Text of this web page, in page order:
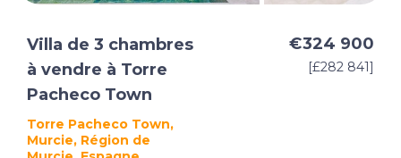
Villa de 3 chambres
à vendre à Torre
Pacheco Town
Torre Pacheco Town,
Murcie, Région de
€324 900
[£282 841]